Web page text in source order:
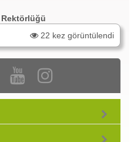
22 kez görüntülendi